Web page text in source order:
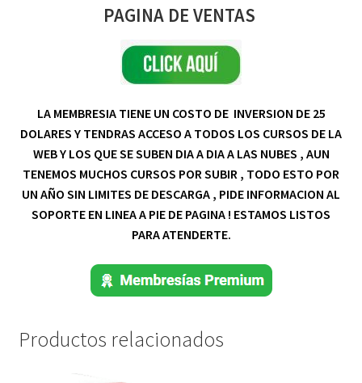
PAGINA DE VENTAS
LA MEMBRESIA TIENE UN COSTO DE INVERSION DE 25
DOLARES Y TENDRAS ACCESO A TODOS LOS CURSOS DE LA
WEB Y LOS QUE SE SUBEN DIA A DIA A LAS NUBES , AUN
TENEMOS MUCHOS CURSOS POR SUBIR , TODO ESTO POR
UN AÑO SIN LIMITES DE DESCARGA , PIDE INFORMACION AL
SOPORTE EN LINEA A PIE DE PAGINA ! ESTAMOS LISTOS
PARA ATENDERTE.
Productos relacionados